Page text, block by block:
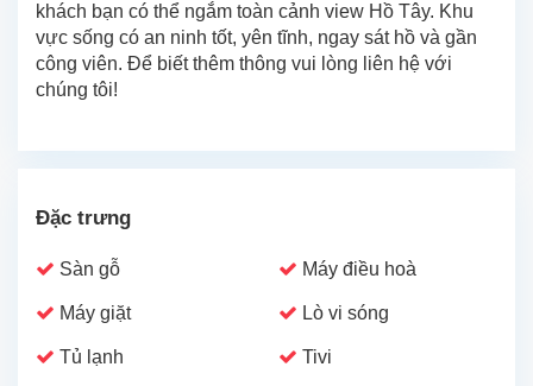
khách bạn có thể ngắm toàn cảnh view Hồ Tây. Khu
vực sống có an ninh tốt, yên tĩnh, ngay sát hồ và gần
công viên. Để biết thêm thông vui lòng liên hệ với
chúng tôi!
Đặc trưng
Sàn gỗ Máy điều hoà
Máy giặt Lò vi sóng
Tủ lạnh Tivi